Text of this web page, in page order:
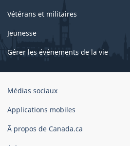
Vétérans et militaires
Jeunesse
Gérer les événements de la vie
Organisation
gouvernement
Canada
Médias sociaux
Applications mobiles
Ã propos de Canada.ca